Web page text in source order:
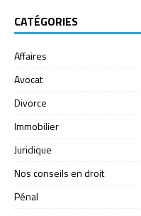
CATÉGORIES
Affaires
Avocat
Divorce
Immobilier
Juridique
Nos conseils en droit
Pénal